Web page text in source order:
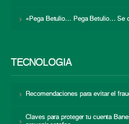
«Pega Betulio… Pega Betulio… Se
TECNOLOGÍA
Recomendaciones para evitar el
Claves para proteger tu cuenta